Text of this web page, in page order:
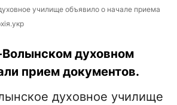
училище объявило о начале приема
духовном
прием документов.
духовное училище